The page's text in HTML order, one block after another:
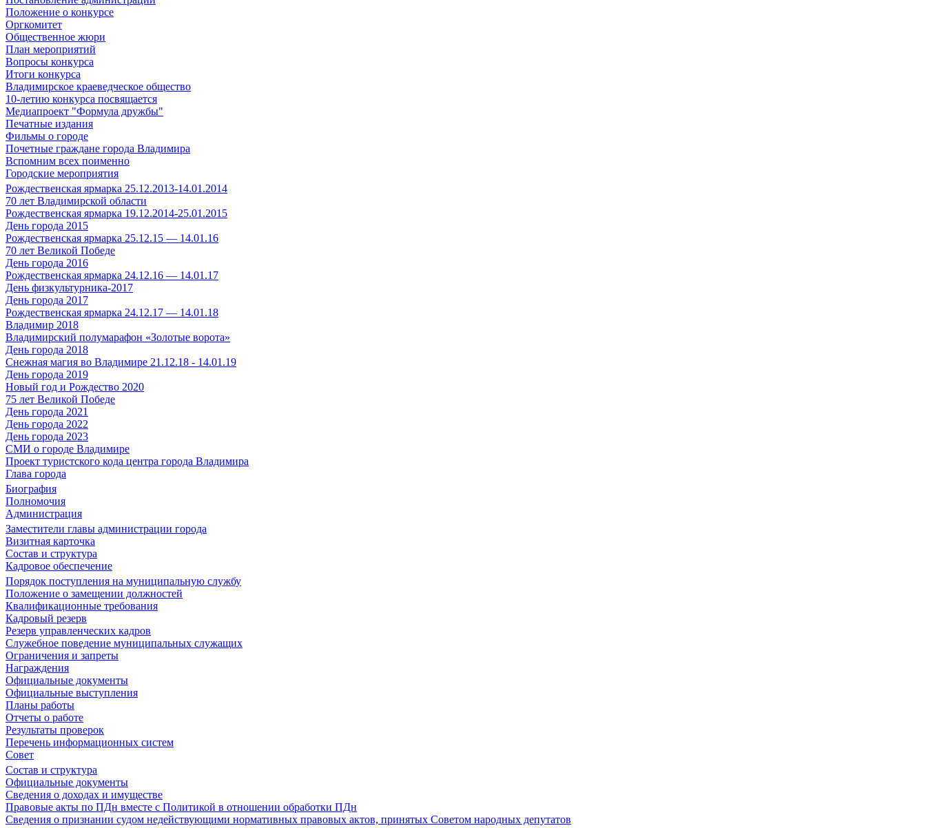
Положение о конкурсе
Оргкомитет
Общественное жюри
План мероприятий
Вопросы конкурса
Итоги конкурса
Владимирское краеведческое общество
10-летию конкурса посвящается
Медиапроект "Формула дружбы"
Печатные издания
Фильмы о городе
Почетные граждане города Владимира
Вспомним всех поименно
Городские мероприятия
Рождественская ярмарка 25.12.2013-14.01.2014
70 лет Владимирской области
Рождественская ярмарка 19.12.2014-25.01.2015
День города 2015
Рождественская ярмарка 25.12.15 — 14.01.16
70 лет Великой Победе
День города 2016
Рождественская ярмарка 24.12.16 — 14.01.17
День физкультурника-2017
День города 2017
Рождественская ярмарка 24.12.17 — 14.01.18
Владимир 2018
Владимирский полумарафон «Золотые ворота»
День города 2018
Снежная магия во Владимире 21.12.18 - 14.01.19
День города 2019
Новый год и Рождество 2020
75 лет Великой Победе
День города 2021
День города 2022
День города 2023
СМИ о городе Владимире
Проект туристского кода центра города Владимира
Глава города
Биография
Полномочия
Администрация
Заместители главы администрации города
Визитная карточка
Состав и структура
Кадровое обеспечение
Порядок поступления на муниципальную службу
Положение о замещении должностей
Квалификационные требования
Кадровый резерв
Резерв управленческих кадров
Служебное поведение муниципальных служащих
Ограничения и запреты
Награждения
Официальные документы
Официальные выступления
Планы работы
Отчеты о работе
Результаты проверок
Перечень информационных систем
Совет
Состав и структура
Официальные документы
Сведения о доходах и имуществе
Правовые акты по ПДн вместе с Политикой в отношении обработки ПДн
Сведения о признании судом недействующими нормативных правовых актов, принятых Советом народных депутатов